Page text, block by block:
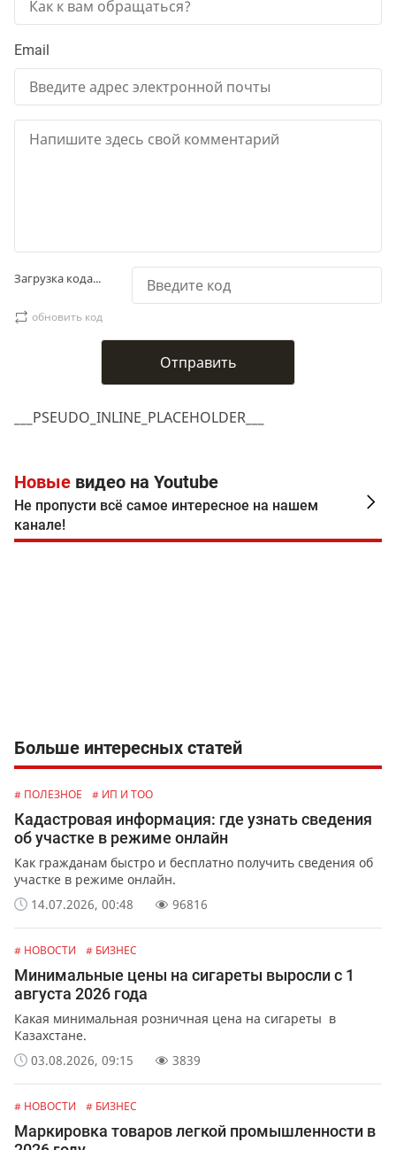
___PSEUDO_INLINE_PLACEHOLDER___
Email
Загрузка кода...
обновить код
Новые видео на Youtube
Не пропусти всё самое интересное на нашем
канале!
Больше интересных статей
# ПОЛЕЗНОЕ # ИП И ТОО
Кадастровая информация: где узнать сведения
об участке в режиме онлайн
Как гражданам быстро и бесплатно получить сведения об
участке в режиме онлайн.
14.07.2026, 00:48
96816
# НОВОСТИ # БИЗНЕС
Минимальные цены на сигареты выросли с 1
августа 2026 года
Какая минимальная розничная цена на сигареты в
Казахстане.
03.08.2026, 09:15
3839
# НОВОСТИ # БИЗНЕС
Маркировка товаров легкой промышленности в